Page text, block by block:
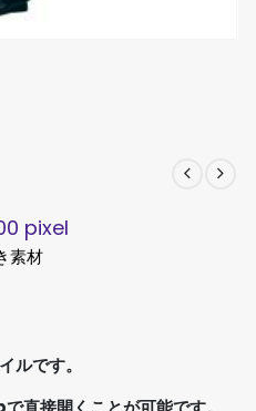
pixel
素材
ルです。